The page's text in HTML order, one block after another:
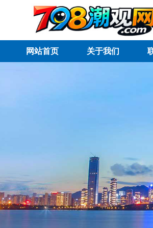
网站首页 关于我们